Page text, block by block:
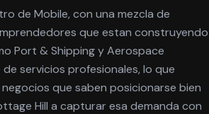
de Mobile, con una mezcla de
que estan construyendo
Port & Shipping y Aerospace
servicios profesionales, lo que
que saben posicionarse bien
Hill a capturar esa demanda con